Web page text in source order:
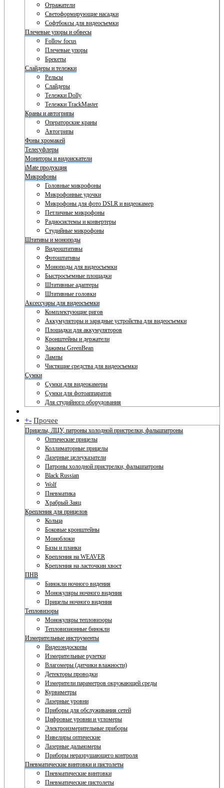
Отражатели
Светоформирующие насадки
Софтбоксы для видеосъемки
Плечевые упоры и обвесы
Follow focus
Плечевые упоры
Брекеты
Слайдеры и тележки
Рельсы
Слайдеры
Тележки Dolly
Тележки TrackMaster
Краны и автогрипы
Операторские краны
Автогрипы
Фоны хромакей
Телесуфлеры
Мониторы и видоискатели
iMate продукция
Микрофоны
Головные микрофоны
Микрофонные удочки
Микрофоны для фото DSLR и видеокамер
Петличные микрофоны
Радиосистемы и конвертеры
Студийные микрофоны
Штативы и моноподы
Видеоштативы
Фотоштативы
Моноподы для видеосъемки
Быстросъемные площадки
Штативные адаптеры
Штативные головки
Аксессуары для видеосъемки
Комплектующие ригов
Аккумуляторы и зарядные устройства для видеосъемки
Площадки для аккумуляторов
Кронштейны и держатели
Зажимы GreenBean
Лампы
Чистящие средства для видеосъемки
Сумки
Сумки для видеокамеры
Сумки для фотоаппаратов
Для студийного оборудования
+- Прочее
Прицелы, ЛЦУ, патроны холодной пристрелки, фальшпатроны
Оптические прицелы
Коллиматорные прицелы
Лазерные целеуказатели
Патроны холодной пристрелки, фальшпатроны
Black Russian
Wolf
Пневматика
Храбрый Заяц
Крепления для прицелов
Кольца
Боковые кронштейны
Моноблоки
Базы и планки
Крепления на WEAVER
Крепления на ласточкин хвост
ПНВ
Бинокли ночного видения
Монокуляры ночного видения
Прицелы ночного видения
Тепловизоры
Монокуляры тепловизоры
Тепловизионные бинокли
Измерительные инструменты
Видеоэндоскопы
Измерительные рулетки
Влагомеры (датчики влажности)
Детекторы проводки
Измерители параметров окружающей среды
Курвиметры
Лазерные уровни
Приборы для обслуживания сетей
Цифровые уровни и угломеры
Электроизмерительные приборы
Нивелиры оптические
Лазерные дальномеры
Приборы неразрушающего контроля
Пневматические винтовки и пистолеты
Пневматические винтовки
Пневматические пистолеты